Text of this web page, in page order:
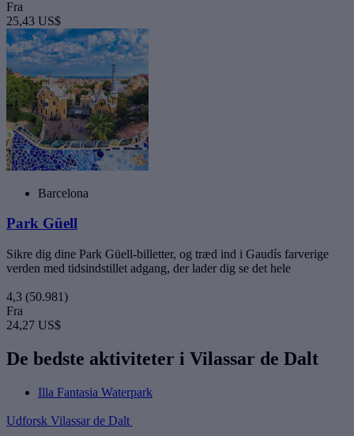
Fra
25,43 US$
Barcelona
Park Güell
Sikre dig dine Park Güell-billetter, og træd ind i Gaudís farverige
verden med tidsindstillet adgang, der lader dig se det hele
4,3 (50.981)
Fra
24,27 US$
De bedste aktiviteter i Vilassar de Dalt
Illa Fantasia Waterpark
Udforsk Vilassar de Dalt